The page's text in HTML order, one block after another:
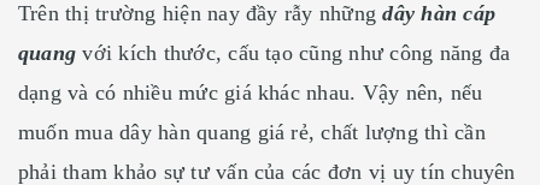
Trên thị trường hiện nay đầy rẫy nhữngdây hàn cáp
quang với kích thước, cấu tạo cũng như công năng đa
dạng và có nhiều mức giá khác nhau. Vậy nên, nếu
muốn mua dây hàn quang giá rẻ, chất lượng thì cần
phải tham khảo sự tư vấn của các đơn vị uy tín chuyên